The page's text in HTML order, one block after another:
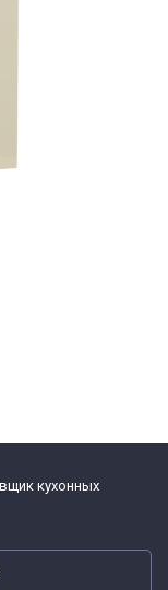
кухонных